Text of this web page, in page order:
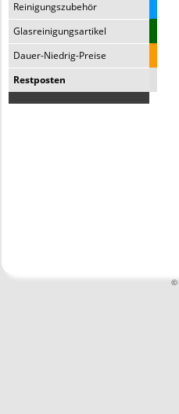
Reinigungszubehör
Glasreinigungsartikel
Dauer-Niedrig-Preise
Restposten
©